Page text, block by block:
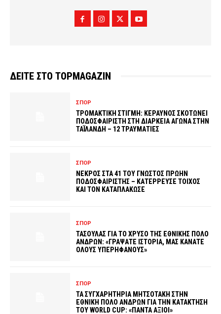
ΔΕΙΤΕ ΣΤΟ TOPMAGAZIN
ΣΠΟΡ
ΤΡΟΜΑΚΤΙΚΗ ΣΤΙΓΜΗ: ΚΕΡΑΥΝΟΣ ΣΚΟΤΩΝΕΙ
ΠΟΔΟΣΦΑΙΡΙΣΤΗ ΣΤΗ ΔΙΑΡΚΕΙΑ ΑΓΩΝΑ ΣΤΗΝ
ΤΑΪΛΑΝΔΗ – 12 ΤΡΑΥΜΑΤΙΕΣ
ΣΠΟΡ
ΝΕΚΡΟΣ ΣΤΑ 41 ΤΟΥ ΓΝΩΣΤΟΣ ΠΡΩΗΝ
ΠΟΔΟΣΦΑΙΡΙΣΤΗΣ – ΚΑΤΕΡΡΕΥΣΕ ΤΟΙΧΟΣ
ΚΑΙ ΤΟΝ ΚΑΤΑΠΛΑΚΩΣΕ
ΣΠΟΡ
ΤΑΣΟΥΛΑΣ ΓΙΑ ΤΟ ΧΡΥΣΟ ΤΗΣ ΕΘΝΙΚΗΣ ΠΟΛΟ
ΑΝΔΡΩΝ: «ΓΡΑΨΑΤΕ ΙΣΤΟΡΙΑ, ΜΑΣ ΚΑΝΑΤΕ
ΟΛΟΥΣ ΥΠΕΡΗΦΑΝΟΥΣ»
ΣΠΟΡ
ΤΑ ΣΥΓΧΑΡΗΤΗΡΙΑ ΜΗΤΣΟΤΑΚΗ ΣΤΗΝ
ΕΘΝΙΚΗ ΠΟΛΟ ΑΝΔΡΩΝ ΓΙΑ ΤΗΝ ΚΑΤΑΚΤΗΣΗ
ΤΟΥ WORLD CUP: «ΠΑΝΤΑ ΑΞΙΟΙ»